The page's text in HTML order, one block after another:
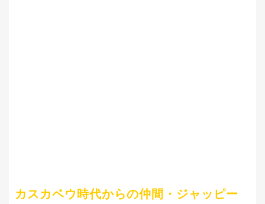
カスカベウ時代からの仲間・ジャッピー